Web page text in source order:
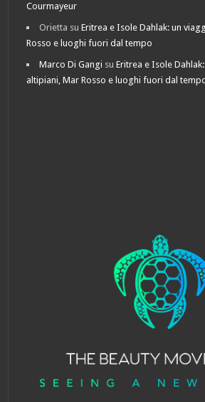
Courmayeur
Orietta suEritrea e Isole Dahlak: un
Rosso e luoghi fuori dal tempo
Marco Di Gangi suEritrea e Isole
altipiani, Mar Rosso e luoghi fuori dal